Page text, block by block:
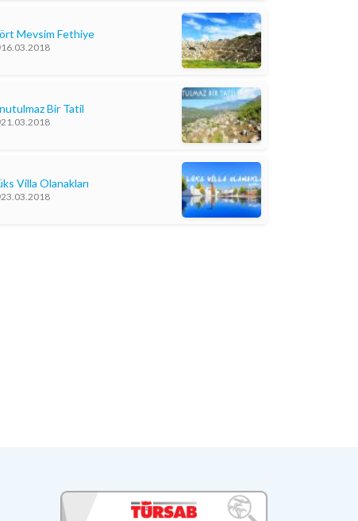
Mevsim Fethiye
16.03.2018
Bir Tatil
21.03.2018
Villa Olanakları
23.03.2018